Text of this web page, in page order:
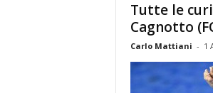
Tutte le
Cagnotto
Carlo Mattiani - 1